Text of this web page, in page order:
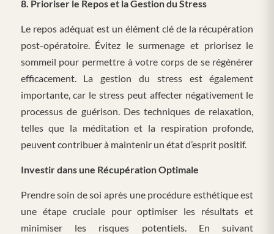
8. Prioriser le Repos et la Gestion du Stress
Le repos adéquat est un élément clé de la récupération
post-opératoire. Évitez le surmenage et priorisez le
sommeil pour permettre à votre corps de se régénérer
efficacement. La gestion du stress est également
importante, car le stress peut affecter négativement le
processus de guérison. Des techniques de relaxation,
telles que la méditation et la respiration profonde,
peuvent contribuer à maintenir un état d’esprit positif.
Investir dans une Récupération Optimale
Prendre soin de soi après une procédure esthétique est
une étape cruciale pour optimiser les résultats et
minimiser les risques potentiels. En suivant